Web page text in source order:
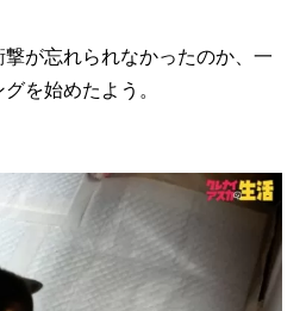
が忘れられなかったのか、一
を始めたよう。